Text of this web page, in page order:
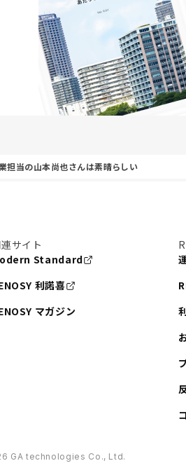
担当の山本尚也さんは素晴らしい
サイト
Standard
利諾喜
マガジン
GA technologies Co., Ltd.